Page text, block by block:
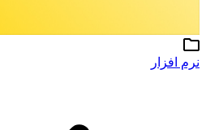
نرم افزار